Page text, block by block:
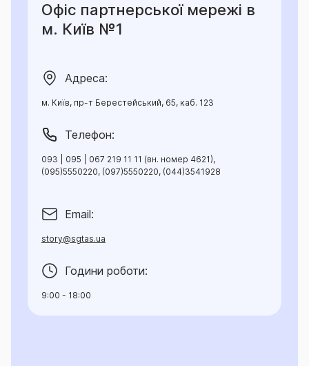
Офіс партнерської мережі в
м. Київ №1
Адреса:
м. Київ, пр-т Берестейський, 65, каб. 123
Телефон:
093 | 095 | 067 219 11 11 (вн. номер 4621),
(095)5550220, (097)5550220, (044)3541928
Email:
story@sgtas.ua
Години роботи:
9:00 - 18:00